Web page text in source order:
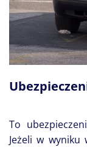
To
Jeżeli w wyniku